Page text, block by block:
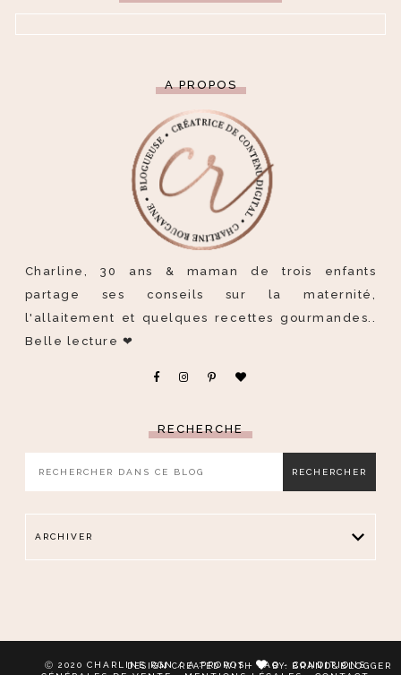
A PROPOS
Charline, 30 ans & maman de trois enfants
partage ses conseils sur la maternité,
l'allaitement et quelques recettes gourmandes..
Belle lecture ❤
RECHERCHE
ARCHIVER
Ⓒ 2020 CHARLINE RGN/A PROPOS -FAQ- CONDITIONS
DESIGN CREATED WITH BY: BRAND&BLOGGER
.